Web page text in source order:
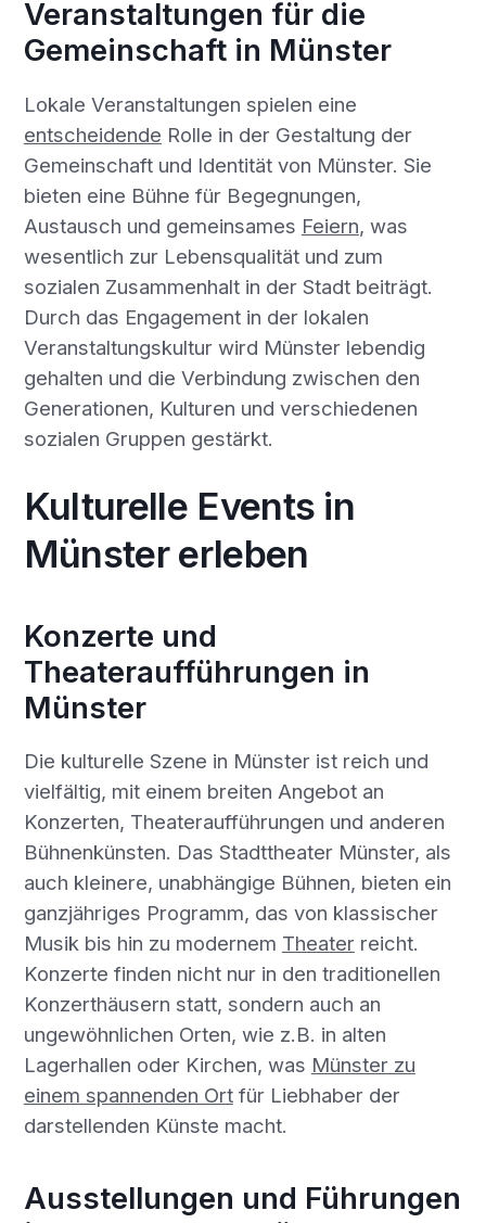
Veranstaltungen für die
Gemeinschaft in Münster
Lokale Veranstaltungen spielen eine
entscheidende Rolle in der Gestaltung der
Gemeinschaft und Identität von Münster. Sie
bieten eine Bühne für Begegnungen,
Austausch und gemeinsames Feiern, was
wesentlich zur Lebensqualität und zum
sozialen Zusammenhalt in der Stadt beiträgt.
Durch das Engagement in der lokalen
Veranstaltungskultur wird Münster lebendig
gehalten und die Verbindung zwischen den
Generationen, Kulturen und verschiedenen
sozialen Gruppen gestärkt.
Kulturelle Events in
Münster erleben
Konzerte und
Theateraufführungen in
Münster
Die kulturelle Szene in Münster ist reich und
vielfältig, mit einem breiten Angebot an
Konzerten, Theateraufführungen und anderen
Bühnenkünsten. Das Stadttheater Münster, als
auch kleinere, unabhängige Bühnen, bieten ein
ganzjähriges Programm, das von klassischer
Musik bis hin zu modernem Theaterreicht.
Konzerte finden nicht nur in den traditionellen
Konzerthäusern statt, sondern auch an
ungewöhnlichen Orten, wie z.B. in alten
Lagerhallen oder Kirchen, was Münster zu
einem spannenden Ortfür Liebhaber der
darstellenden Künste macht.
Ausstellungen und Führungen